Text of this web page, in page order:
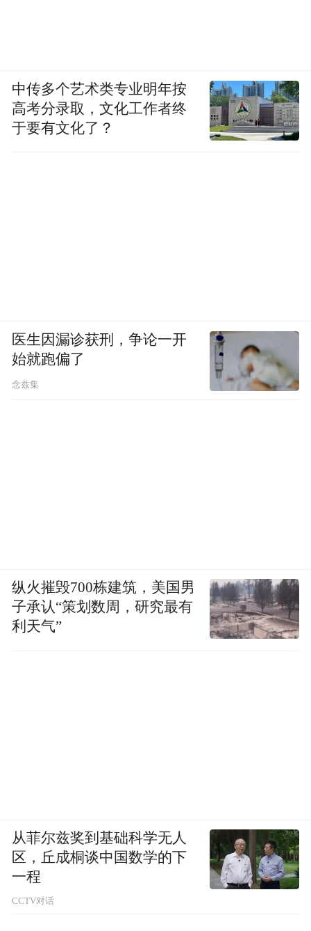
中传多个艺术类专业明年按
高考分录取，文化工作者终
于要有文化了？
医生因漏诊获刑，争论一开
始就跑偏了
念兹集
纵火摧毁700栋建筑，美国男
子承认“策划数周，研究最有
利天气”
从菲尔兹奖到基础科学无人
区，丘成桐谈中国数学的下
一程
CCTV对话